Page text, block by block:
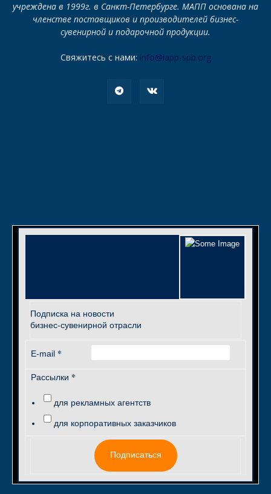
учреждена в 1999г. в Санкт-Петербурге. МАПП основана на
членстве поставщиков и производителей бизнес-
сувенирной и подарочной продукции.
Свяжитесь с нами: info@iapp-spb.org
Подписка на новости
бизнес-сувенирной отрасли
E-mail *
Рассылки *
для рекламных агентств
для корпоративных заказчиков
Подписаться